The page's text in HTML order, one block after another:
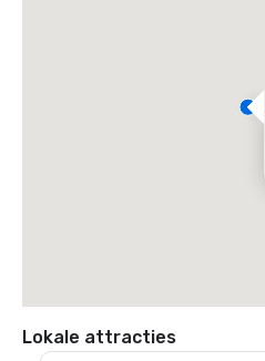
Lokale attracties